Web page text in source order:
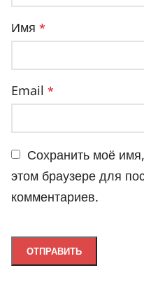
Имя *
Email *
Сохранить моё
этом браузере для
комментариев.